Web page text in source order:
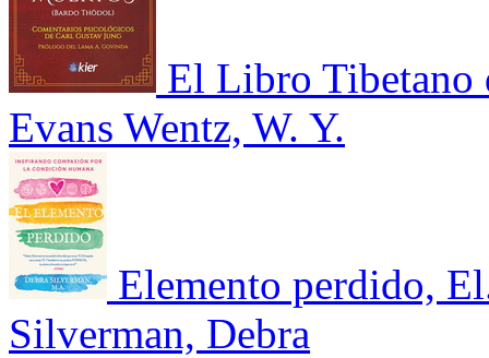
El Libro Tibetano
Evans Wentz, W. Y.
Elemento perdido,
Silverman, Debra